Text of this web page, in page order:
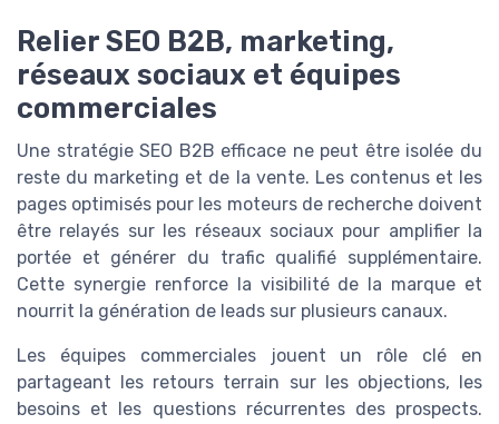
Relier SEO B2B, marketing,
réseaux sociaux et équipes
commerciales
Une stratégie SEO B2B efficace ne peut être isolée du
reste du marketing et de la vente. Les contenus et les
pages optimisés pour les moteurs de recherche doivent
être relayés sur les réseaux sociaux pour amplifier la
portée et générer du trafic qualifié supplémentaire.
Cette synergie renforce la visibilité de la marque et
nourrit la génération de leads sur plusieurs canaux.
Les équipes commerciales jouent un rôle clé en
partageant les retours terrain sur les objections, les
besoins et les questions récurrentes des prospects.